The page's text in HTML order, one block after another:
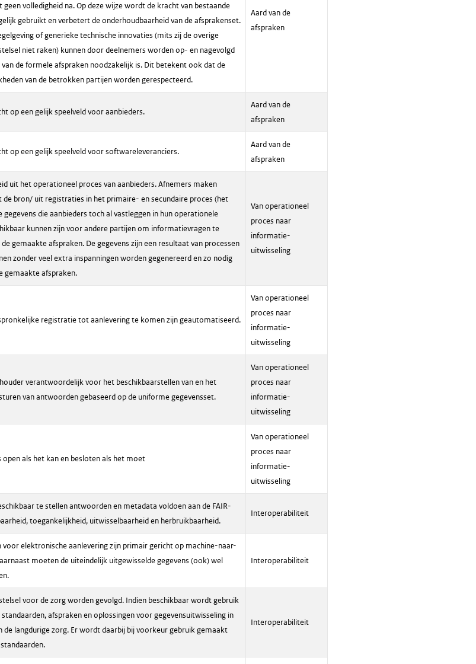
volledigheid na. Op deze wijze wordt de kracht van bestaande
gebruikt en verbetert de onderhoudbaarheid van de afsprakenset.
of generieke technische innovaties (mits zij de overige
niet raken) kunnen door deelnemers worden op- en nagevolgd
de formele afspraken noodzakelijk is. Dit betekent ook dat de
van de betrokken partijen worden gerespecteerd.
Aard van de
afspraken
op een gelijk speelveld voor aanbieders.
Aard van de
afspraken
op een gelijk speelveld voor softwareleveranciers.
Aard van de
afspraken
uit het operationeel proces van aanbieders. Afnemers maken
de bron/ uit registraties in het primaire- en secundaire proces (het
die aanbieders toch al vastleggen in hun operationele
kunnen zijn voor andere partijen om informatievragen te
gemaakte afspraken. De gegevens zijn een resultaat van processen
zonder veel extra inspanningen worden gegenereerd en zo nodig
gemaakte afspraken.
Van operationeel
proces naar
informatie-
uitwisseling
registratie tot aanlevering te komen zijn geautomatiseerd.
Van operationeel
proces naar
informatie-
uitwisseling
verantwoordelijk voor het beschikbaarstellen van en het
van antwoorden gebaseerd op de uniforme gegevensset.
Van operationeel
proces naar
informatie-
uitwisseling
open als het kan en besloten als het moet
Van operationeel
proces naar
informatie-
uitwisseling
te stellen antwoorden en metadata voldoen aan de FAIR-
toegankelijkheid, uitwisselbaarheid en herbruikbaarheid.
Interoperabiliteit
voor elektronische aanlevering zijn primair gericht op machine-naar-
moeten de uiteindelijk uitgewisselde gegevens (ook) wel
Interoperabiliteit
voor de zorg worden gevolgd. Indien beschikbaar wordt gebruik
afspraken en oplossingen voor gegevensuitwisseling in
de langdurige zorg. Er wordt daarbij bij voorkeur gebruik gemaakt
Interoperabiliteit